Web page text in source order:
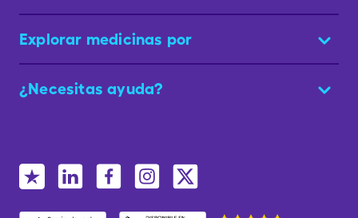
Explorar medicinas por
¿Necesitas ayuda?